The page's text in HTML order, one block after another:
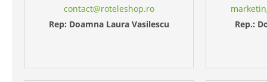
contact@roteleshop.ro
Rep: Doamna Laura Vasilescu
Rep.: